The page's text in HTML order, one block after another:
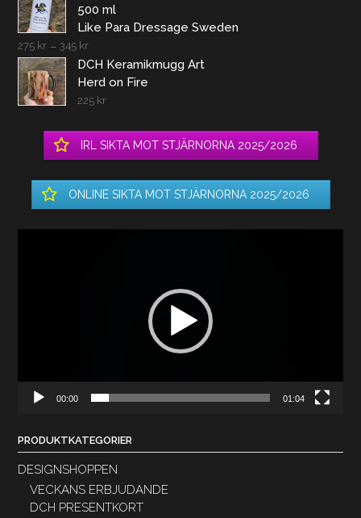
500 ml
Like Para Dressage Sweden
275 kr – 345 kr
DCH Keramikmugg Art
Herd on Fire
225 kr
IRL SIKTA MOT STJÄRNORNA 2025/2026
ONLINE SIKTA MOT STJÄRNORNA 2025/2026
00:00 01:04
PRODUKTKATEGORIER
DESIGNSHOPPEN
VECKANS ERBJUDANDE
DCH PRESENTKORT